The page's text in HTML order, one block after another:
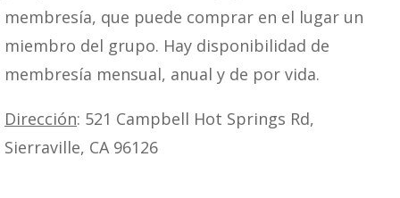
membresía, que puede comprar en el lugar un
miembro del grupo. Hay disponibilidad de
membresía mensual, anual y de por vida.
Dirección: 521 Campbell Hot Springs Rd,
Sierraville, CA 96126